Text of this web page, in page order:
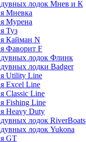
лодок Мнев и К
Мневка
Мурена
Туз
Кайман N
Фаворит F
лодок Флинк
лодки Badger
Utility Line
Excel Line
Classic Line
Fishing Line
Heavy Duty
лодок RiverBoats
лодок Yukona
GT